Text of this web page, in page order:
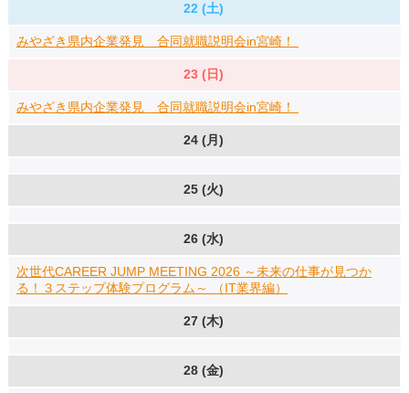
22 (土)
みやざき県内企業発見 合同就職説明会in宮崎！
23 (日)
みやざき県内企業発見 合同就職説明会in宮崎！
24 (月)
25 (火)
26 (水)
次世代CAREER JUMP MEETING 2026 ～未来の仕事が見つか
る！３ステップ体験プログラム～ （IT業界編）
27 (木)
28 (金)